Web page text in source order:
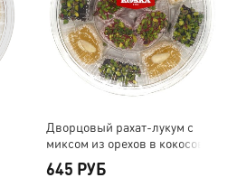
Дворцовый рахат-лукум с
миксом из орехов в кокосовой
645 РУБ